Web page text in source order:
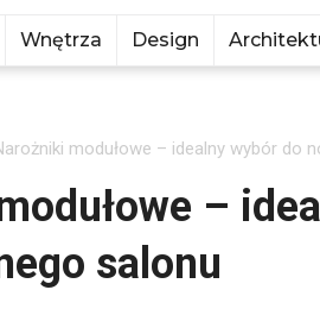
Wnętrza Design
modułowe – idealny wybór do
–
salonu